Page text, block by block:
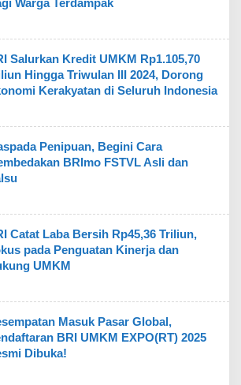
Warga Terdampak
Salurkan Kredit UMKM Rp1.105,70
Hingga Triwulan III 2024, Dorong
Kerakyatan di Seluruh Indonesia
Penipuan, Begini Cara
BRImo FSTVL Asli dan
Catat Laba Bersih Rp45,36 Triliun,
pada Penguatan Kinerja dan
UMKM
Masuk Pasar Global,
BRI UMKM EXPO(RT) 2025
Dibuka!